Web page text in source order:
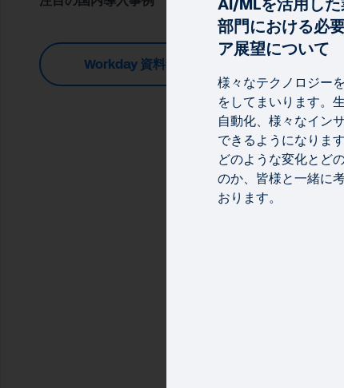
Workday 資料集
部門における必
ア展望について
様々なテクノロジー
をしてまいります。
自動化、様々なイン
できるようになりま
どのような変化とど
のか、皆様と一緒に
おります。